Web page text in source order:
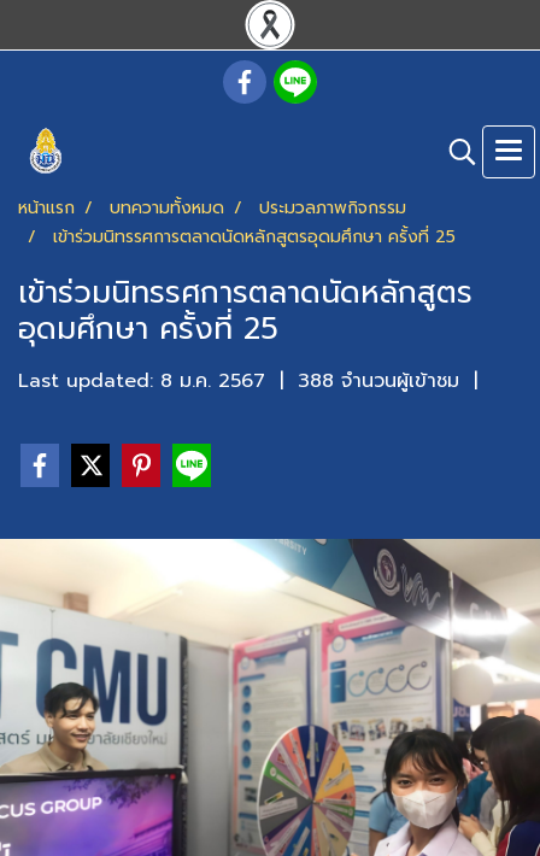
หน้าแรก บทความทั้งหมด
ประมวลภาพกิจกรรม
เข้าร่วมนิทรรศการตลาดนัดหลักสูตรอุดมศึกษา ครั้งที่ 25
เข้าร่วมนิทรรศการตลาดนัดหลักสูตร
อุดมศึกษา ครั้งที่ 25
Last updated: 8 ม.ค. 2567 | 388 จำนวนผู้เข้าชม |